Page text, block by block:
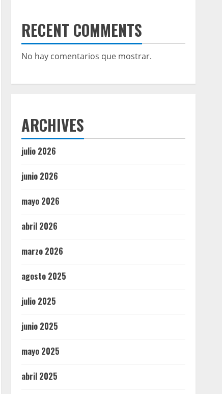
RECENT COMMENTS
No hay comentarios que mostrar.
ARCHIVES
julio 2026
junio 2026
mayo 2026
abril 2026
marzo 2026
agosto 2025
julio 2025
junio 2025
mayo 2025
abril 2025